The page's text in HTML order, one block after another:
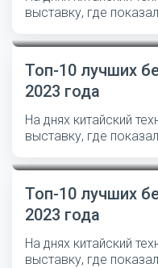
выставку, где
Топ-10 лучших
2023 года
На днях китайский
выставку, где
Топ-10 лучших
2023 года
На днях китайский
выставку, где